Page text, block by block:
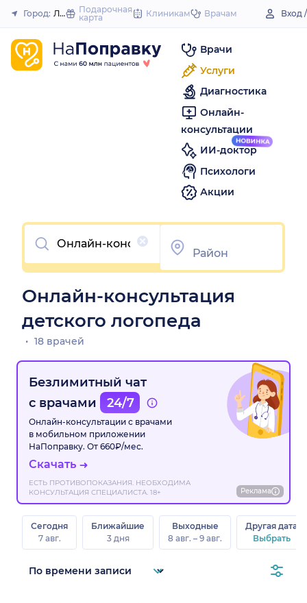
to
Закрыть
Город: ЛысковоПодарочная
карта
Клиникам Врачам Вход
Врачи
Услуги
Диагностика
Онлайн-
консультации
ИИ-доктор
Психологи
Акции
Очистить
Онлайн-консультация
детского логопеда
18 врачей
Безлимитный чат
с врачами
24/7
Онлайн-консультации с врачами
в мобильном приложении
НаПоправку. От 660₽/мес.
Скачать
ЕСТЬ ПРОТИВОПОКАЗАНИЯ. НЕОБХОДИМА
КОНСУЛЬТАЦИЯ СПЕЦИАЛИСТА. 18+
Реклама
Сегодня
7 авг.
Ближайшие
3 дня
Выходные
8 авг. – 9 авг.
Другая дата
Выбрать